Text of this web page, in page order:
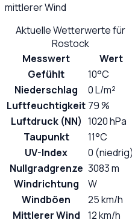
mittlerer Wind
Aktuelle Wetterwerte für
Rostock
Messwert
Wert
Gefühlt
10°C
Niederschlag
0 L/m²
Luftfeuchtigkeit 79 %
Luftdruck (NN) 1020 hPa
Taupunkt
11°C
UV-Index
0 (niedrig)
Nullgradgrenze 3083 m
Windrichtung
W
Windböen
25 km/h
Mittlerer Wind
12 km/h